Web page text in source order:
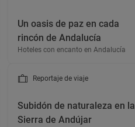
Un oasis de paz en cada
rincón de Andalucía
Hoteles con encanto en Andalucía
Reportaje de viaje
Subidón de naturaleza en la
Sierra de Andújar